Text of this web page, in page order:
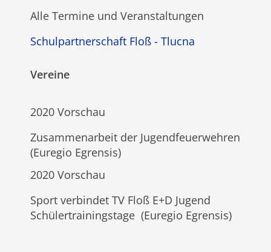
Alle Termine und Veranstaltungen
Schulpartnerschaft Floß - Tlucna
Vereine
2020 Vorschau
Zusammenarbeit der Jugendfeuerwehren
(Euregio Egrensis)
2020 Vorschau
Sport verbindet TV Floß E+D Jugend
Schülertrainingstage (Euregio Egrensis)